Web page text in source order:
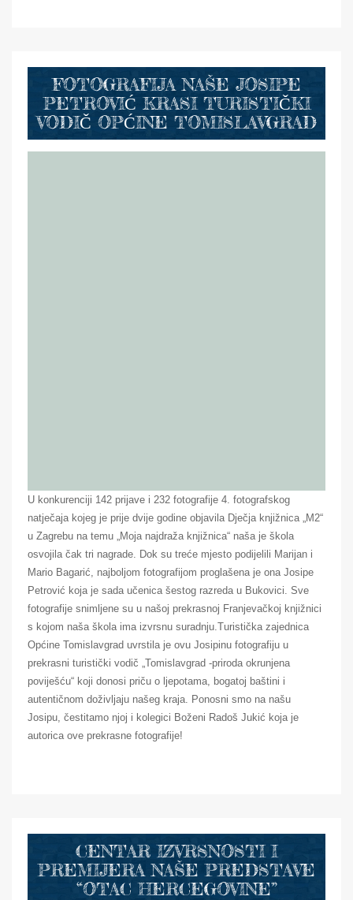
FOTOGRAFIJA NAŠE JOSIPE
PETROVIĆ KRASI TURISTIČKI
VODIČ OPĆINE TOMISLAVGRAD
U konkurenciji 142 prijave i 232 fotografije 4. fotografskog
natječaja kojeg je prije dvije godine objavila Dječja knjižnica „M2“
u Zagrebu na temu „Moja najdraža knjižnica“ naša je škola
osvojila čak tri nagrade. Dok su treće mjesto podijelili Marijan i
Mario Bagarić, najboljom fotografijom proglašena je ona Josipe
Petrović koja je sada učenica šestog razreda u Bukovici. Sve
fotografije snimljene su u našoj prekrasnoj Franjevačkoj knjižnici
s kojom naša škola ima izvrsnu suradnju.Turistička zajednica
Općine Tomislavgrad uvrstila je ovu Josipinu fotografiju u
prekrasni turistički vodič „Tomislavgrad -priroda okrunjena
poviješću“ koji donosi priču o ljepotama, bogatoj baštini i
autentičnom doživljaju našeg kraja. Ponosni smo na našu
Josipu, čestitamo njoj i kolegici Boženi Radoš Jukić koja je
autorica ove prekrasne fotografije!
CENTAR IZVRSNOSTI I
PREMIJERA NAŠE PREDSTAVE
“OTAC HERCEGOVINE”